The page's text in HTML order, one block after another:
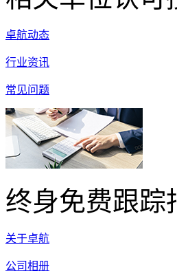
卓航动态
行业资讯
常见问题
终身免费跟踪
关于卓航
公司相册